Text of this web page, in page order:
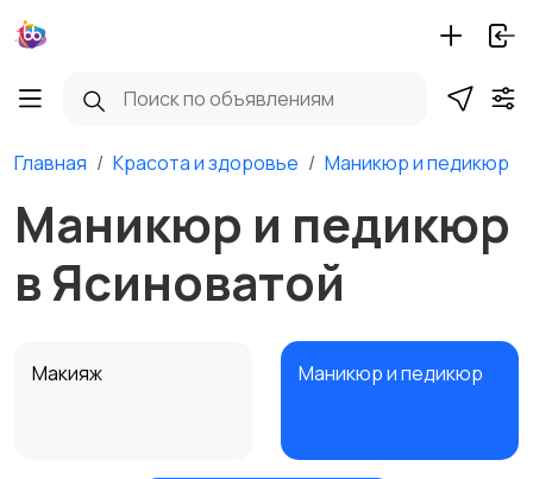
Главная Красота и здоровье Маникюр и педикюр
Маникюр и педикюр
в Ясиноватой
Макияж Маникюр и педикюр